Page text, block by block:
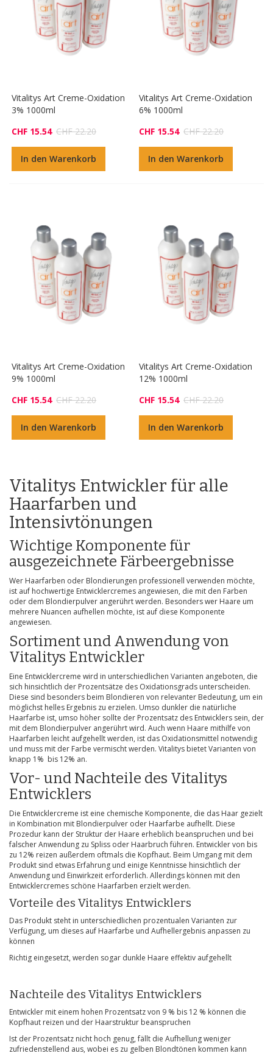
Vitalitys Art Creme-Oxidation
3% 1000ml
CHF 15.54 CHF 22.20
In den Warenkorb
Vitalitys Art Creme-Oxidation
6% 1000ml
CHF 15.54 CHF 22.20
In den Warenkorb
Vitalitys Art Creme-Oxidation
9% 1000ml
CHF 15.54 CHF 22.20
In den Warenkorb
Vitalitys Art Creme-Oxidation
12% 1000ml
CHF 15.54 CHF 22.20
In den Warenkorb
Vitalitys Entwickler für alle
Haarfarben und
Intensivtönungen
Wichtige Komponente für
ausgezeichnete Färbeergebnisse
Wer Haarfarben oder Blondierungen professionell verwenden möchte,
ist auf hochwertige Entwicklercremes angewiesen, die mit den Farben
oder dem Blondierpulver angerührt werden. Besonders wer Haare um
mehrere Nuancen aufhellen möchte, ist auf diese Komponente
angewiesen.
Sortiment und Anwendung von
Vitalitys Entwickler
Eine Entwicklercreme wird in unterschiedlichen Varianten angeboten, die
sich hinsichtlich der Prozentsätze des Oxidationsgrads unterscheiden.
Diese sind besonders beim Blondieren von relevanter Bedeutung, um ein
möglichst helles Ergebnis zu erzielen. Umso dunkler die natürliche
Haarfarbe ist, umso höher sollte der Prozentsatz des Entwicklers sein, der
mit dem Blondierpulver angerührt wird. Auch wenn Haare mithilfe von
Haarfarben leicht aufgehellt werden, ist das Oxidationsmittel notwendig
und muss mit der Farbe vermischt werden. Vitalitys bietet Varianten von
knapp 1% bis 12% an.
Vor- und Nachteile des Vitalitys
Entwicklers
Die Entwicklercreme ist eine chemische Komponente, die das Haar gezielt
in Kombination mit Blondierpulver oder Haarfarbe aufhellt. Diese
Prozedur kann der Struktur der Haare erheblich beanspruchen und bei
falscher Anwendung zu Spliss oder Haarbruch führen. Entwickler von bis
zu 12% reizen außerdem oftmals die Kopfhaut. Beim Umgang mit dem
Produkt sind etwas Erfahrung und einige Kenntnisse hinsichtlich der
Anwendung und Einwirkzeit erforderlich. Allerdings können mit den
Entwicklercremes schöne Haarfarben erzielt werden.
Vorteile des Vitalitys Entwicklers
Das Produkt steht in unterschiedlichen prozentualen Varianten zur
Verfügung, um dieses auf Haarfarbe und Aufhellergebnis anpassen zu
können
Richtig eingesetzt, werden sogar dunkle Haare effektiv aufgehellt
Nachteile des Vitalitys Entwicklers
Entwickler mit einem hohen Prozentsatz von 9 % bis 12 % können die
Kopfhaut reizen und der Haarstruktur beanspruchen
Ist der Prozentsatz nicht hoch genug, fällt die Aufhellung weniger
zufriedenstellend aus, wobei es zu gelben Blondtönen kommen kann